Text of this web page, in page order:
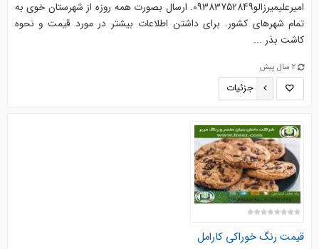
امیرعلیمیرزالو09383752849. ارسال بصورت همه روزه از شهرستان خوی به
تمام شهرهای کشور. برای داشتن اطلاعات بیشتر در مورد قیمت و نحوه
کاشت بذر ...
2 سال پیش
جزئیات
قیمت رنگ خوراکی کارامل